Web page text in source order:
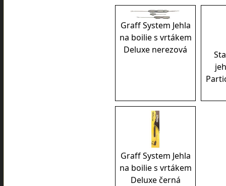
Graff System Jehla
na boilie s vrtákem
Deluxe nerezová
Graff System Jehla
na boilie s vrtákem
Deluxe černá